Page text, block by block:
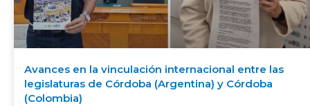
Avances en la vinculación internacional entre las
legislaturas de Córdoba (Argentina) y Córdoba
(Colombia)